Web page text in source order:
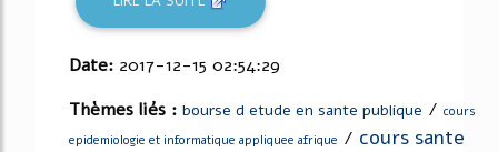
Date: 2017-12-15 02:54:29
Thèmes liés : bourse d etude en sante publique / cours
epidemiologie et informatique appliquee afrique / cours sante